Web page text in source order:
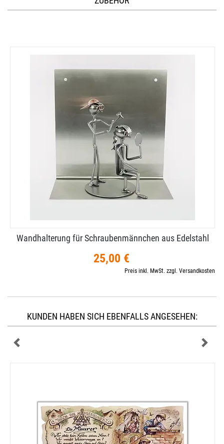
Wandhalterung für Schraubenmännchen aus Edelstahl
25,00 €
Preis inkl. MwSt. zzgl. Versandkosten
KUNDEN HABEN SICH EBENFALLS ANGESEHEN: